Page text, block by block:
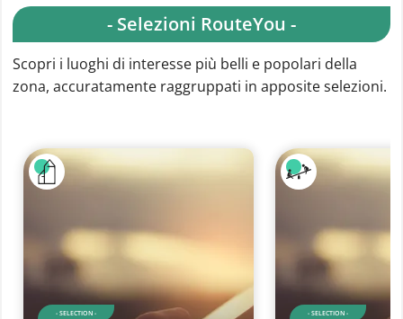
- Selezioni RouteYou -
Scopri i luoghi di interesse più belli e popolari della
zona, accuratamente raggruppati in apposite selezioni.
- SELECTION - - SELECTION -